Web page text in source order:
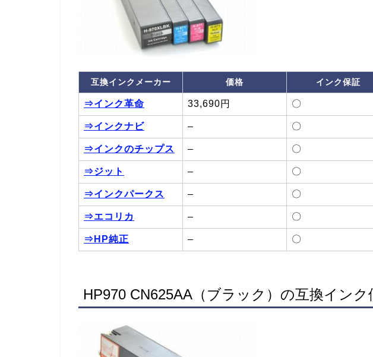
互換インクメーカー 価格 インク保証
⇒インク革命 33,690円 〇
⇒インクナビ – 〇
⇒インクのチップス – 〇
⇒ジット – 〇
⇒インクパークス – 〇
⇒エコリカ – 〇
⇒HP純正 – 〇
HP970 CN625AA（ブラック）の互換インク